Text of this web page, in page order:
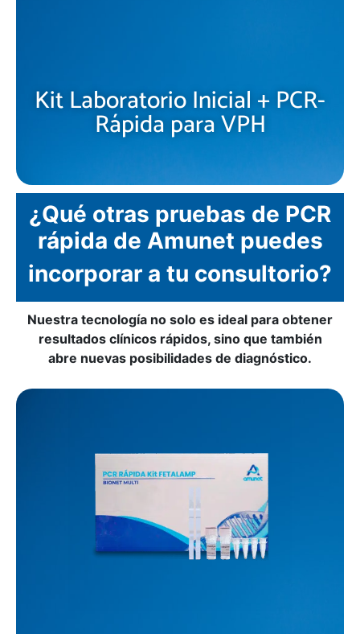
Kit Laboratorio Inicial + PCR-
Rápida para VPH
¿Qué otras pruebas de PCR
rápida de Amunet puedes
incorporar a tu consultorio?
Nuestra tecnología no solo es ideal para obtener
resultados clínicos rápidos, sino que también
abre nuevas posibilidades de diagnóstico.